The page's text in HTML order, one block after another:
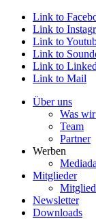
Link to
Link to
Link to
Link to
Link to
Link to Mail
Über uns
Was
Team
Partner
Werben
Mitglieder
Newsletter
Downloads